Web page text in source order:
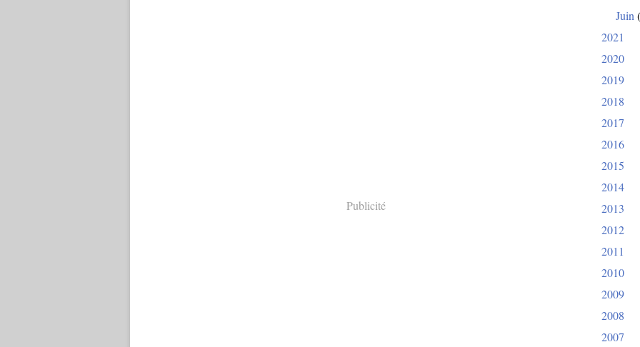
Publicité
Juin
2021
2020
2019
2018
2017
2016
2015
2014
2013
2012
2011
2010
2009
2008
2007